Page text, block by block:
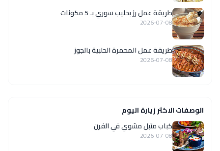
طريقة عمل رز بحليب سوري بـ 5 مكونات
2026-07-08
طريقة عمل المحمرة الحلبية بالجوز
2026-07-08
الوصفات الاكثر زيارة اليوم
كباب متبل مشوي في الفرن
2026-07-08